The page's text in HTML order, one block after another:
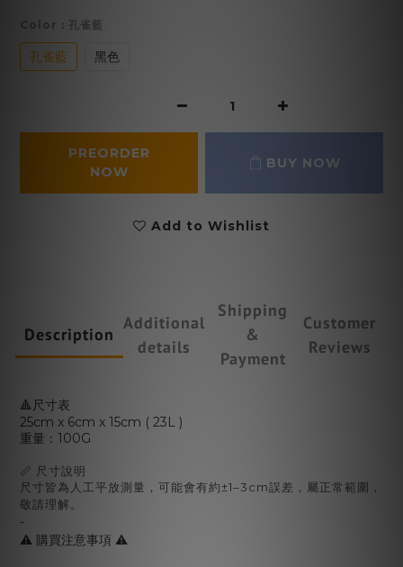
Color : 孔雀藍
孔雀藍 黑色
PREORDER
NOW
BUY NOW
Add to Wishlist
Description
Additional
details
Shipping
&
Payment
Customer
Reviews
🔺尺寸表
25cm x 6cm x 15cm ( 23L )
重量：100G
📏 尺寸說明
尺寸皆為人工平放測量，可能會有約±1–3cm誤差，屬正常範圍，
敬請理解。
-
⚠️ 購買注意事項 ⚠️